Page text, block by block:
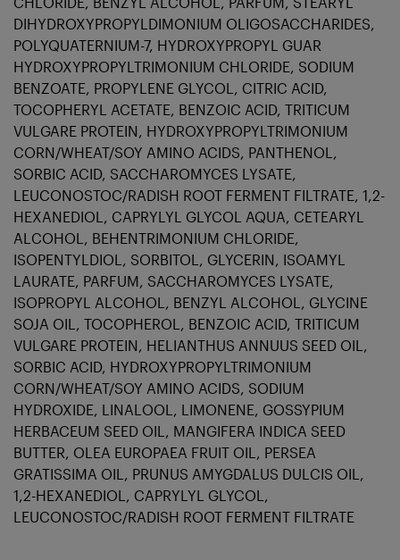
DIHYDROXYPROPYLDIMONIUM OLIGOSACCHARIDES,
POLYQUATERNIUM-7, HYDROXYPROPYL GUAR
HYDROXYPROPYLTRIMONIUM CHLORIDE, SODIUM
BENZOATE, PROPYLENE GLYCOL, CITRIC ACID,
TOCOPHERYL ACETATE, BENZOIC ACID, TRITICUM
VULGARE PROTEIN, HYDROXYPROPYLTRIMONIUM
CORN/WHEAT/SOY AMINO ACIDS, PANTHENOL,
SORBIC ACID, SACCHAROMYCES LYSATE,
LEUCONOSTOC/RADISH ROOT FERMENT FILTRATE, 1,2-
HEXANEDIOL, CAPRYLYL GLYCOL AQUA, CETEARYL
ALCOHOL, BEHENTRIMONIUM CHLORIDE,
ISOPENTYLDIOL, SORBITOL, GLYCERIN, ISOAMYL
LAURATE, PARFUM, SACCHAROMYCES LYSATE,
ISOPROPYL ALCOHOL, BENZYL ALCOHOL, GLYCINE
SOJA OIL, TOCOPHEROL, BENZOIC ACID, TRITICUM
VULGARE PROTEIN, HELIANTHUS ANNUUS SEED OIL,
SORBIC ACID, HYDROXYPROPYLTRIMONIUM
CORN/WHEAT/SOY AMINO ACIDS, SODIUM
HYDROXIDE, LINALOOL, LIMONENE, GOSSYPIUM
HERBACEUM SEED OIL, MANGIFERA INDICA SEED
BUTTER, OLEA EUROPAEA FRUIT OIL, PERSEA
GRATISSIMA OIL, PRUNUS AMYGDALUS DULCIS OIL,
1,2-HEXANEDIOL, CAPRYLYL GLYCOL,
LEUCONOSTOC/RADISH ROOT FERMENT FILTRATE